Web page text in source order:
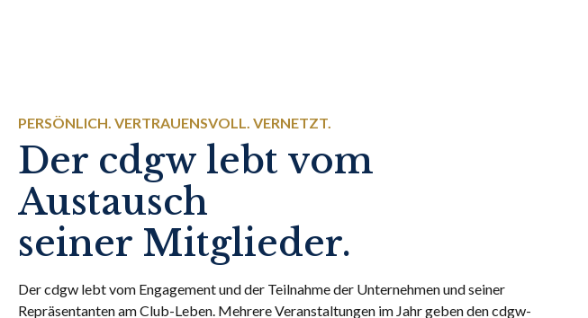
PERSÖNLICH. VERTRAUENSVOLL. VERNETZT.
Der cdgw lebt vom
Austausch
seiner Mitglieder.
Der cdgw lebt vom Engagement und der Teilnahme der Unternehmen und seiner
Repräsentanten am Club-Leben. Mehrere Veranstaltungen im Jahr geben den cdgw-